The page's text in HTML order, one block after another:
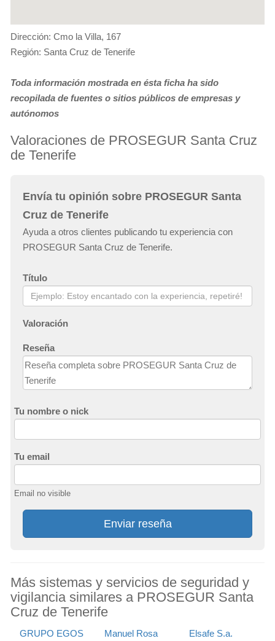
Dirección: Cmo la Villa, 167
Región: Santa Cruz de Tenerife
Toda información mostrada en ésta ficha ha sido
recopilada de fuentes o sitios públicos de empresas y
autónomos
Valoraciones de PROSEGUR Santa Cruz
de Tenerife
Envía tu opinión sobre PROSEGUR Santa
Cruz de Tenerife
Ayuda a otros clientes publicando tu experiencia con
PROSEGUR Santa Cruz de Tenerife.
Título
Valoración
Reseña
Tu nombre o nick
Tu email
Email no visible
Enviar reseña
Más sistemas y servicios de seguridad y
vigilancia similares a PROSEGUR Santa
Cruz de Tenerife
GRUPO EGOS
Manuel Rosa
Elsafe S.a.